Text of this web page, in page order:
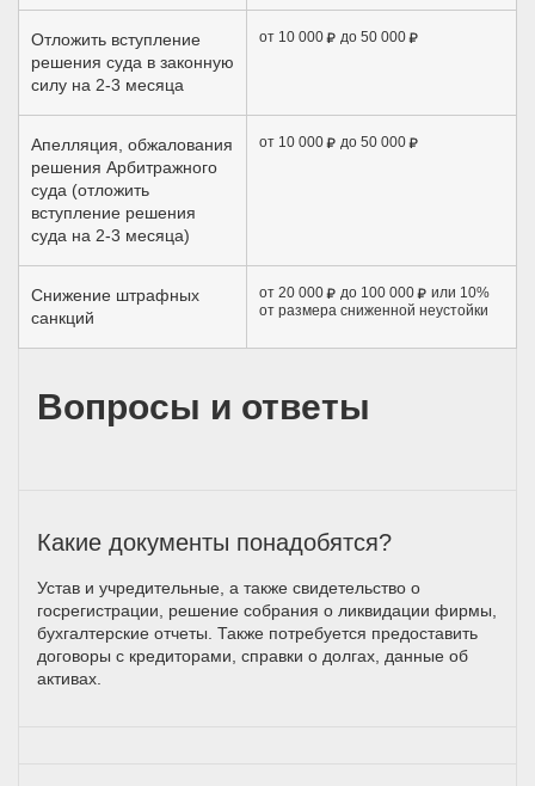
Отложить вступление
решения суда в законную
силу на 2-3 месяца
от 10 000 до 50 000
Апелляция, обжалования
решения Арбитражного
суда (отложить
вступление решения
суда на 2-3 месяца)
от 10 000 до 50 000
Снижение штрафных
санкций
от 20 000 до 100 000
или 10%
от размера сниженной неустойки
Вопросы и ответы
Какие документы понадобятся?
Устав и учредительные, а также свидетельство о
госрегистрации, решение собрания о ликвидации фирмы,
бухгалтерские отчеты. Также потребуется предоставить
договоры с кредиторами, справки о долгах, данные об
активах.